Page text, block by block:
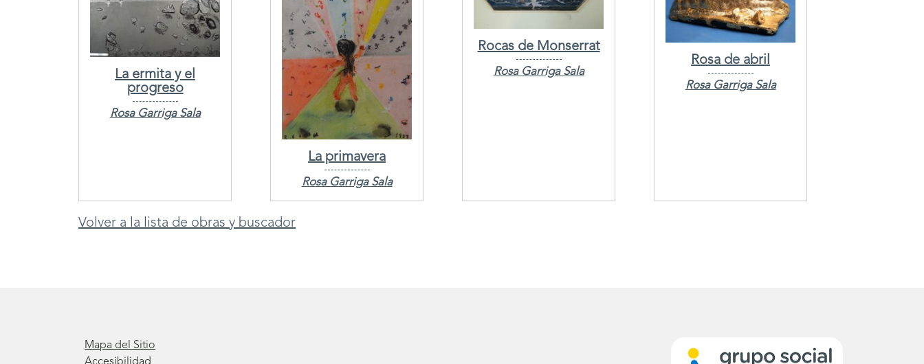
La ermita y el
progreso
Rosa Garriga Sala
La primavera
Rosa Garriga Sala
Rocas de Monserrat
Rosa Garriga Sala
Rosa de abril
Rosa Garriga Sala
Volver a la lista de obras y buscador
Mapa del Sitio
Accesibilidad